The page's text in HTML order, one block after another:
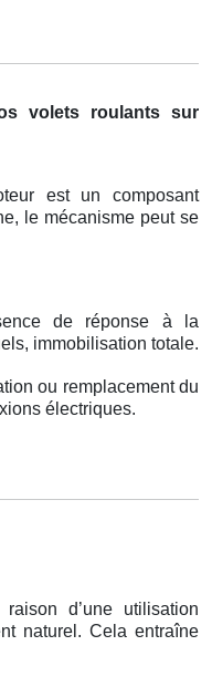
volets roulants sur
est un composant
le mécanisme peut se
de réponse à la
immobilisation totale.
ou remplacement du
électriques.
d’une utilisation
naturel. Cela entraîne